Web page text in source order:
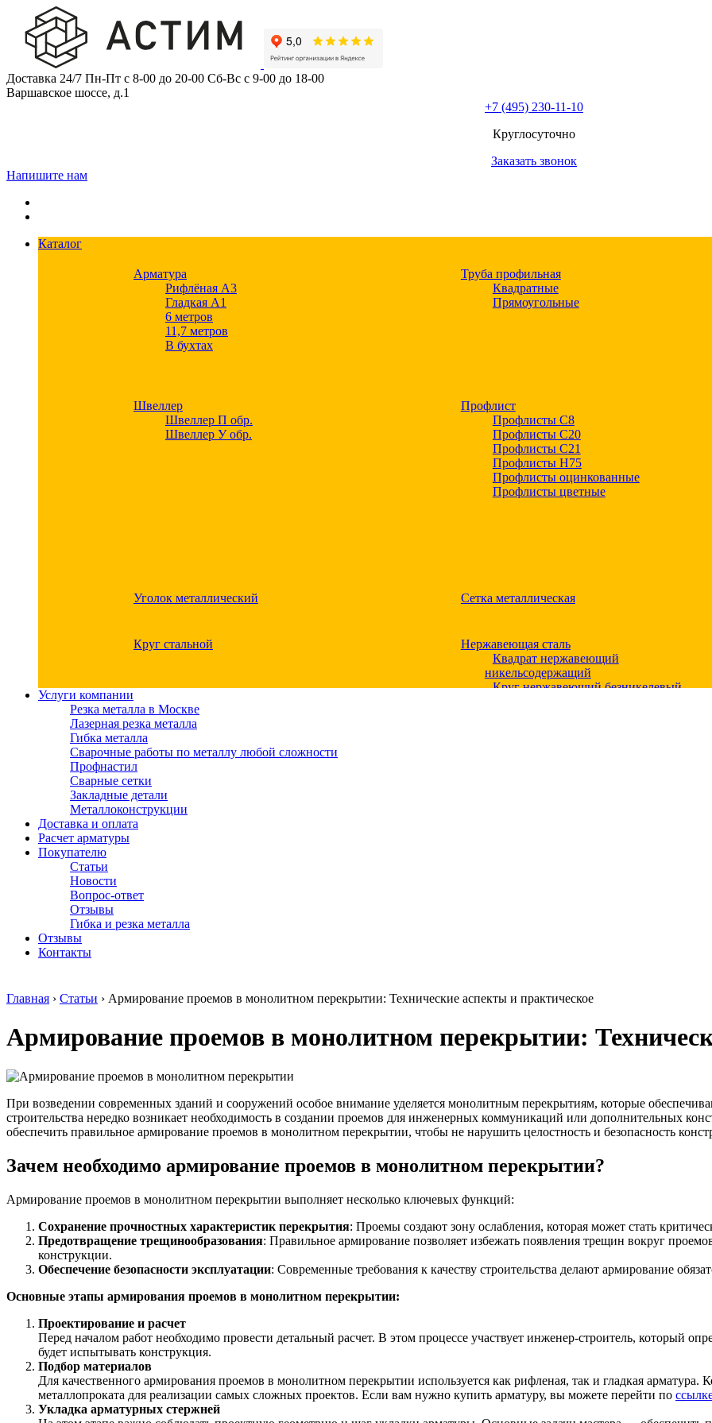
content
Доставка 24/7 Пн-Пт с 8-00 до 20-00 Сб-Вс с 9-00 до 18-00
Варшавское шоссе, д.1
+7 (495) 230-11-10
Круглосуточно
Заказать звонок
Напишите нам
Каталог
Арматура
Рифлёная А3
Гладкая А1
6 метров
11,7 метров
В бухтах
Труба профильная
Квадратные
Прямоугольные
Швеллер
Швеллер П обр.
Швеллер У обр.
Профлист
Профлисты С8
Профлисты С20
Профлисты C21
Профлисты Н75
Профлисты оцинкованные
Профлисты цветные
Уголок металлический Сетка металлическая
Круг стальной
Нержавеющая сталь
Квадрат нержавеющий
никельсодержащий
Круг нержавеющий безникелевый
Качественные стали
Круг горячекатаный конструкционный
Шестигранник горячекатаный
конструкционный
Инструментальная сталь
Оцинкованный прокат
Лист оцинкованный
Полоса оцинкованная
Труба оцинкованная
Услуги компании
Резка металла в Москве
Лазерная резка металла
Гибка металла
Сварочные работы по металлу любой сложности
Профнастил
Сварные сетки
Закладные детали
Металлоконструкции
Доставка и оплата
Расчет арматуры
Покупателю
Статьи
Новости
Вопрос-ответ
Отзывы
Гибка и резка металла
Отзывы
Контакты
Главная › Статьи › Армирование проемов в монолитном перекрытии: Технические аспекты и практическое
Армирование проемов в монолитном перекрытии:
При возведении современных зданий и сооружений особое внимание уделяется монолитным перекрытиям, которые
строительства нередко возникает необходимость в создании проемов для инженерных коммуникаций или дополнительных
обеспечить правильное армирование проемов в монолитном перекрытии, чтобы не нарушить целостность и безопасность
Зачем необходимо армирование проемов в монолитном перекрытии?
Армирование проемов в монолитном перекрытии выполняет несколько ключевых функций:
Сохранение прочностных характеристик перекрытия: Проемы создают зону ослабления, которая может стать
Предотвращение трещинообразования: Правильное армирование позволяет избежать появления трещин вокруг
конструкции.
Обеспечение безопасности эксплуатации: Современные требования к качеству строительства делают армирование
Основные этапы армирования проемов в монолитном перекрытии:
Проектирование и расчет
Перед началом работ необходимо провести детальный расчет. В этом процессе участвует инженер-строитель, который
будет испытывать конструкция.
Подбор материалов
Для качественного армирования проемов в монолитном перекрытии используется как рифленая, так и гладкая
металлопроката для реализации самых сложных проектов. Если вам нужно купить арматуру, вы можете перейти по
Укладка арматурных стержней